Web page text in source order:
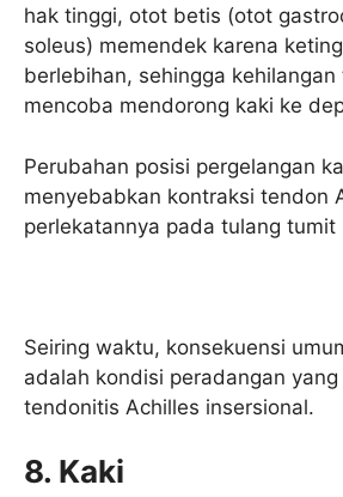
hak tinggi, otot betis (otot
soleus) memendek karena
berlebihan, sehingga
mencoba mendorong kaki ke
Perubahan posisi pergelangan
menyebabkan kontraksi tendon
perlekatannya pada tulang tumit
Seiring waktu, konsekuensi
adalah kondisi peradangan
tendonitis Achilles insersional.
8. Kaki